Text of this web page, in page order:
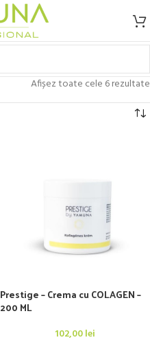
Afișez toate cele 6 rezultate
Prestige – Crema cu COLAGEN –
200 ML
102,00lei